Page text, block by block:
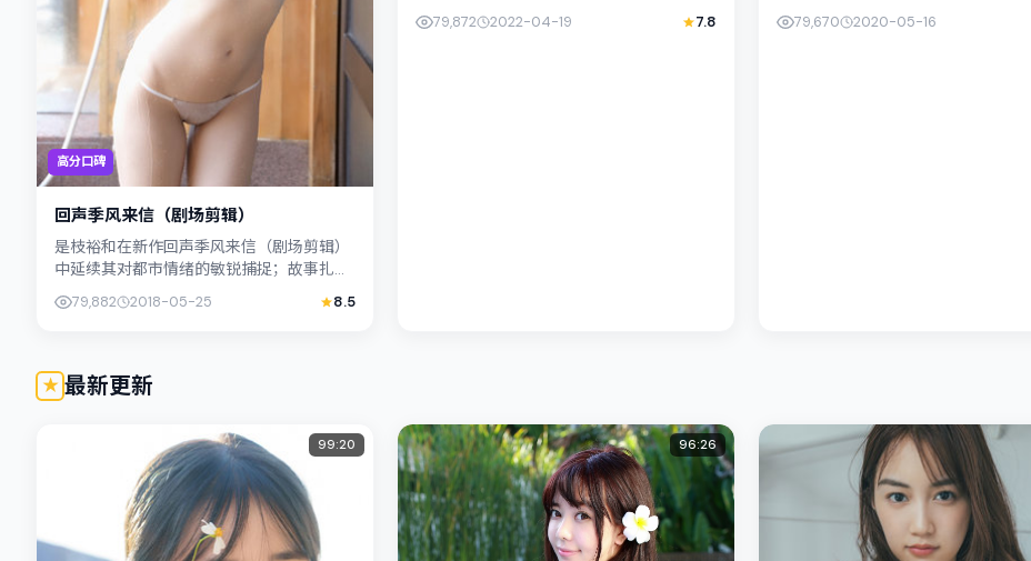
高分口碑
回声季风来信（剧场剪辑）
是枝裕和在新作回声季风来信（剧场剪辑）
中延续其对都市情绪的敏锐捕捉；故事扎根
于韩国（釜山）的日常空间，类型定位为爱
情。主演许光汉、胡歌以克制表演...
79,882 2018-05-25 8.5
外景与中国台湾的城市纹理紧密结...
79,872 2022-04-19 7.8
事焦点落在家庭与社会的交错地带...
79,670 2020-05-16
最新更新
99:20 96:26